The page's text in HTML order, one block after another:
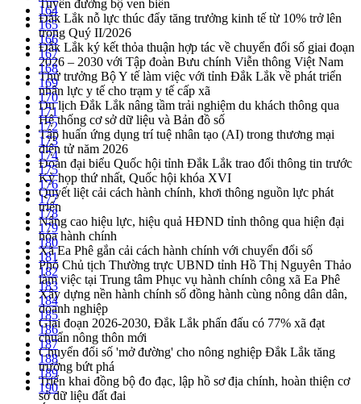
Tuyến đường bộ ven biển
Đắk Lắk nỗ lực thúc đẩy tăng trưởng kinh tế từ 10% trở lên
trong Quý II/2026
Đắk Lắk ký kết thỏa thuận hợp tác về chuyển đổi số giai đoạn
2026 – 2030 với Tập đoàn Bưu chính Viễn thông Việt Nam
Thứ trưởng Bộ Y tế làm việc với tỉnh Đắk Lắk về phát triển
nhân lực y tế cho trạm y tế cấp xã
Du lịch Đắk Lắk nâng tầm trải nghiệm du khách thông qua
Hệ thống cơ sở dữ liệu và Bản đồ số
Tập huấn ứng dụng trí tuệ nhân tạo (AI) trong thương mại
điện tử năm 2026
Đoàn đại biểu Quốc hội tỉnh Đắk Lắk trao đổi thông tin trước
Kỳ họp thứ nhất, Quốc hội khóa XVI
Quyết liệt cải cách hành chính, khơi thông nguồn lực phát
triển
Nâng cao hiệu lực, hiệu quả HĐND tỉnh thông qua hiện đại
hóa hành chính
Xã Ea Phê gắn cải cách hành chính với chuyển đổi số
Phó Chủ tịch Thường trực UBND tỉnh Hồ Thị Nguyên Thảo
làm việc tại Trung tâm Phục vụ hành chính công xã Ea Phê
Xây dựng nền hành chính số đồng hành cùng nông dân dân,
doanh nghiệp
Giai đoạn 2026-2030, Đắk Lắk phấn đấu có 77% xã đạt
chuẩn nông thôn mới
Chuyển đổi số 'mở đường' cho nông nghiệp Đắk Lắk tăng
trưởng bứt phá
Triển khai đồng bộ đo đạc, lập hồ sơ địa chính, hoàn thiện cơ
sở dữ liệu đất đai
164
165
166
167
168
169
170
171
172
173
174
175
176
177
178
179
180
181
182
183
184
185
186
187
188
189
190